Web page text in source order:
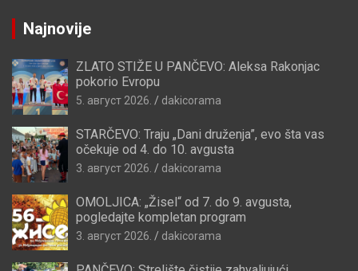
Najnovije
ZLATO STIŽE U PANČEVO: Aleksa Rakonjac
pokorio Evropu
5. август 2026. dakicorama
STARČEVO: Traju „Dani druženja”, evo šta vas
očekuje od 4. do 10. avgusta
3. август 2026. dakicorama
OMOLJICA: „Žisel“ od 7. do 9. avgusta,
pogledajte kompletan program
3. август 2026. dakicorama